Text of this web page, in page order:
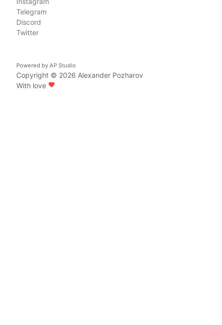
Telegram
Discord
Twitter
Powered by AP Studio
Copyright © 2026 Alexander Pozharov
With love favorite